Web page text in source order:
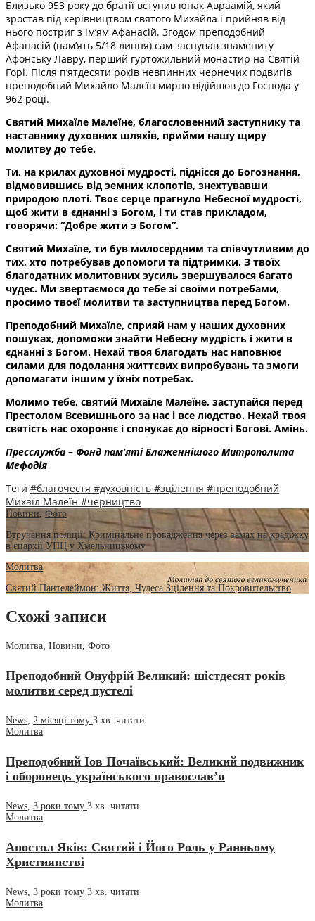
Близько 953 року до братії вступив юнак Авраамій, який
зростав під керівництвом святого Михайла і прийняв від
нього постриг з ім’ям Афанасій. Згодом преподобний
Афанасій (пам’ять 5/18 липня) сам заснував знамениту
Афонську Лавру, перший гуртожильний монастир на Святій
Горі. Після п’ятдесяти років невпинних чернечих подвигів
преподобний Михайло Малєїн мирно відійшов до Господа у
962 році.
Святий Михаїле Малеїне, благословенний заступнику та
наставнику духовних шляхів, прийми нашу щиру
молитву до тебе.
Ти, на крилах духовної мудрості, піднісся до Богознання,
відмовившись від земних клопотів, знехтувавши
природою плоті. Твоє серце прагнуло Небесної мудрості,
щоб жити в єднанні з Богом, і ти став прикладом,
говорячи: “Добре жити з Богом”.
Святий Михаїле, ти був милосердним та співчутливим до
тих, хто потребував допомоги та підтримки. З твоїх
благодатних молитовних зусиль звершувалося багато
чудес. Ми звертаємося до тебе зі своїми потребами,
просимо твоєї молитви та заступництва перед Богом.
Преподобний Михаїле, сприяй нам у наших духовних
пошуках, допоможи знайти Небесну мудрість і жити в
єднанні з Богом. Нехай твоя благодать нас наповнює
силами для подолання життєвих випробувань та змоги
допомагати іншим у їхніх потребах.
Молимо тебе, святий Михаїле Малеїне, заступайся перед
Престолом Всевишнього за нас і все людство. Нехай твоя
святість нас охороняє і спонукає до вірності Богові. Амінь.
Пресслужба – Фонд пам’яті Блаженнішого Митрополита
Мефодія
Теги #благочестя #духовність #зцілення #преподобний
Михаїл Малеїн #черництво
Новини Фото
Втручання поліції: Кримінальне провадження через замах на крадіжку
в єпархії УПЦ у Хмельницькому
Молитва
Святий Пантелеймон: Життя, Чудеса Зцілення та Покровительство
Схожі записи
Молитва, Новини, Фото
Преподобний Онуфрій Великий: шістдесят років
молитви серед пустелі
News, 2 місяці тому 3 хв. читати
Молитва
Преподобний Іов Почаївський: Великий подвижник
і оборонець українського православ’я
News, 3 роки тому 3 хв. читати
Молитва
Апостол Яків: Святий і Його Роль у Ранньому
Християнстві
News, 3 роки тому 3 хв. читати
Молитва